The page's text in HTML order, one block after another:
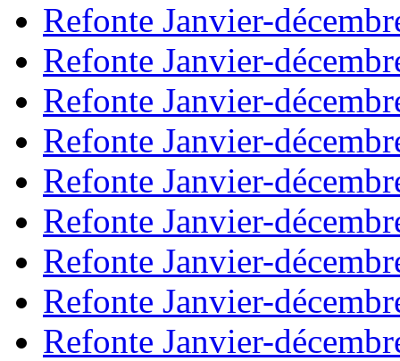
Refonte Janvier-
Refonte Janvier-
Refonte Janvier-
Refonte Janvier-
Refonte Janvier-
Refonte Janvier-
Refonte Janvier-
Refonte Janvier-
Refonte Janvier-